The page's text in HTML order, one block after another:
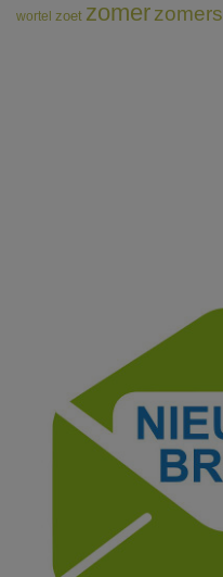
wortel zoet zomerzomers